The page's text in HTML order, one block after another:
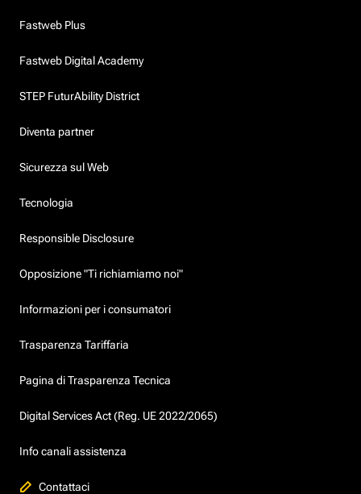
Fastweb Plus
Fastweb Digital Academy
STEP FuturAbility District
Diventa partner
Sicurezza sul Web
Tecnologia
Responsible Disclosure
Opposizione "Ti richiamiamo noi"
Informazioni per i consumatori
Trasparenza Tariffaria
Pagina di Trasparenza Tecnica
Digital Services Act (Reg. UE 2022/2065)
Info canali assistenza
Contattaci